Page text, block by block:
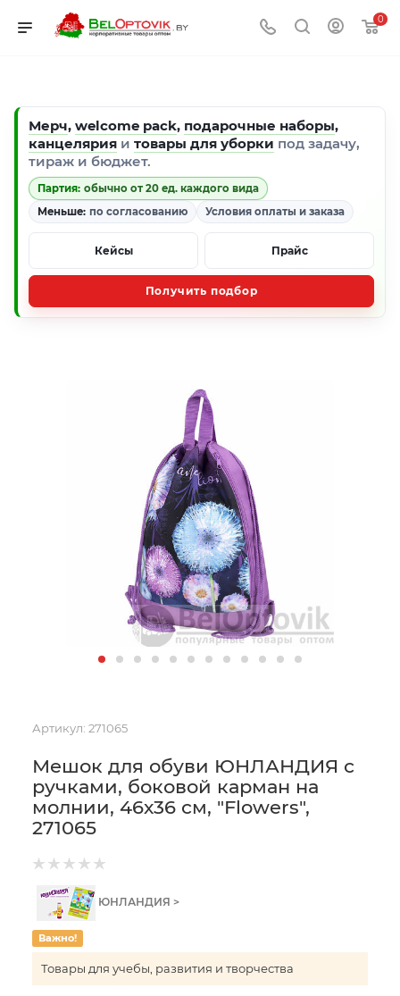
0
Мерч, welcome pack, подарочные наборы,
канцелярия и товары для уборки под задачу,
тираж и бюджет.
Партия: обычно от 20 ед. каждого вида
Меньше: по согласованию Условия оплаты и заказа
Кейсы Прайс
Получить подбор
Артикул: 271065
Мешок для обуви ЮНЛАНДИЯ с
ручками, боковой карман на
молнии, 46х36 см, "Flowers",
271065
ЮНЛАНДИЯ >
Важно!
Товары для учебы, развития и творчества